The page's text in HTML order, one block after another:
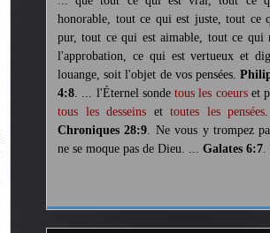
honorable, tout ce qui est juste, tout ce
pur, tout ce qui est aimable, tout ce qui
l'approbation, ce qui est vertueux et
louange, soit l'objet de vos pensées.
4:8. ... l'Éternel sonde tous les coeurset
tous les desseins et toutes les pensées
Chroniques 28:9. Ne vous y trompez
ne se moque pas de Dieu. ... Galates 6:7.